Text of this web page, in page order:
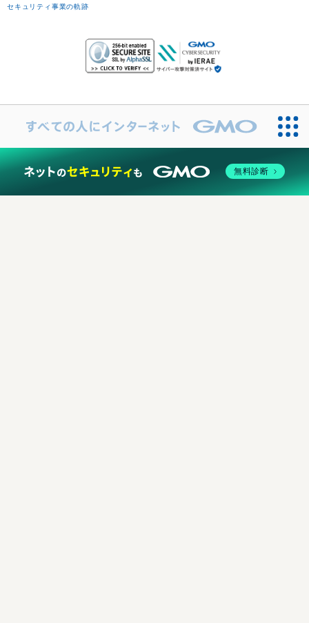
セキュリティ事業の軌跡
無料診断